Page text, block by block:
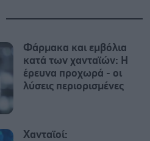
Φάρμακα και εμβόλια
κατά των χανταϊών: Η
έρευνα προχωρά - οι
λύσεις περιορισμένες
Χανταϊοί: